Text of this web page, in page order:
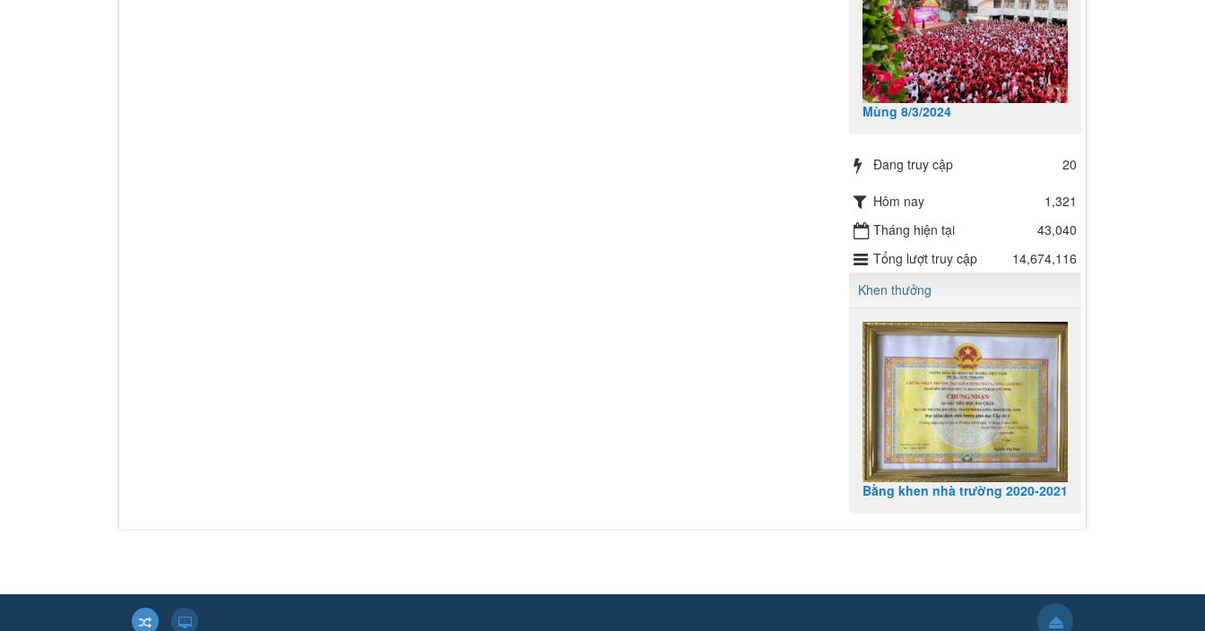
Mùng 8/3/2024
Đang truy cập 20
Hôm nay
1,321
Tháng hiện tại
43,040
Tổng lượt truy cập
14,674,116
Khen thưởng
Bằng khen nhà trường 2020-2021